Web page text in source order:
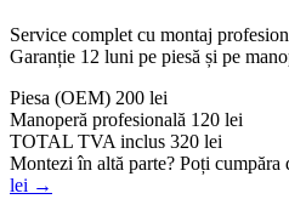
Service complet cu montaj
Garanție 12 luni pe piesă și pe
Piesa (OEM) 200 lei
Manoperă profesională 120 lei
TOTAL TVA inclus 320 lei
Montezi în altă parte? Poți cumpăra
lei →